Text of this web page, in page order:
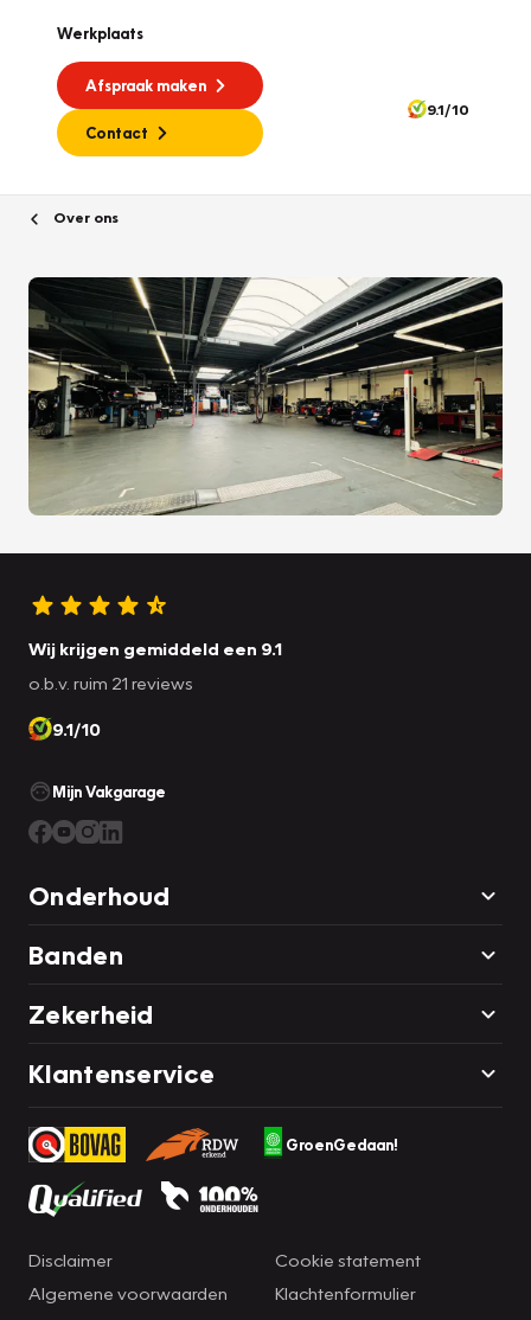
Werkplaats
Afspraak maken
Contact
9.1/10
Over ons
Wij krijgen gemiddeld een 9.1
o.b.v. ruim 21 reviews
9.1/10
Mijn Vakgarage
Onderhoud
Banden
Zekerheid
Klantenservice
GroenGedaan!
Disclaimer
Algemene voorwaarden
Cookie statement
Klachtenformulier